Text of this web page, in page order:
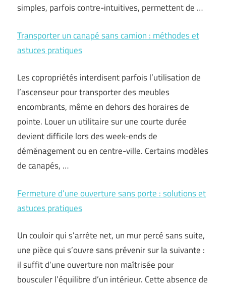
simples, parfois contre-intuitives, permettent de …
Transporter un canapé sans camion : méthodes et
astuces pratiques
Les copropriétés interdisent parfois l’utilisation de
l’ascenseur pour transporter des meubles
encombrants, même en dehors des horaires de
pointe. Louer un utilitaire sur une courte durée
devient difficile lors des week-ends de
déménagement ou en centre-ville. Certains modèles
de canapés, …
Fermeture d’une ouverture sans porte : solutions et
astuces pratiques
Un couloir qui s’arrête net, un mur percé sans suite,
une pièce qui s’ouvre sans prévenir sur la suivante :
il suffit d’une ouverture non maîtrisée pour
bousculer l’équilibre d’un intérieur. Cette absence de